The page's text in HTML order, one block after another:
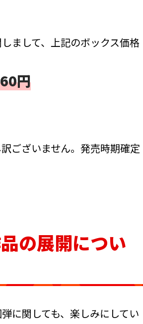
まして、上記のボックス価格
円
ございません。発売時期確定
の展開につい
に関しても、楽しみにしてい